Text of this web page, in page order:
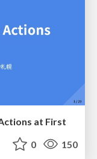
at First
0 150